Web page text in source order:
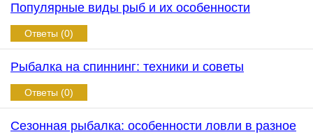
Популярные виды рыб и их особенности
Ответы (0)
Рыбалка на спиннинг: техники и советы
Ответы (0)
Сезонная рыбалка: особенности ловли в разное